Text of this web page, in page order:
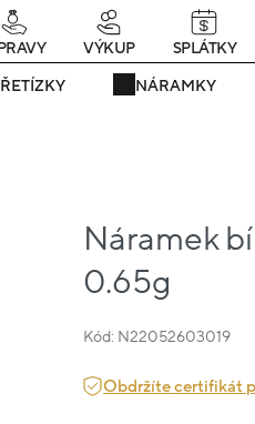
22 dní : 13h : 48m : 32s
ŘETÍZKY NÁRAMKY
VÝKUP SPLÁTKY
Náramek
0.65g
Kód: N22052603019
Obdržíte certifikát